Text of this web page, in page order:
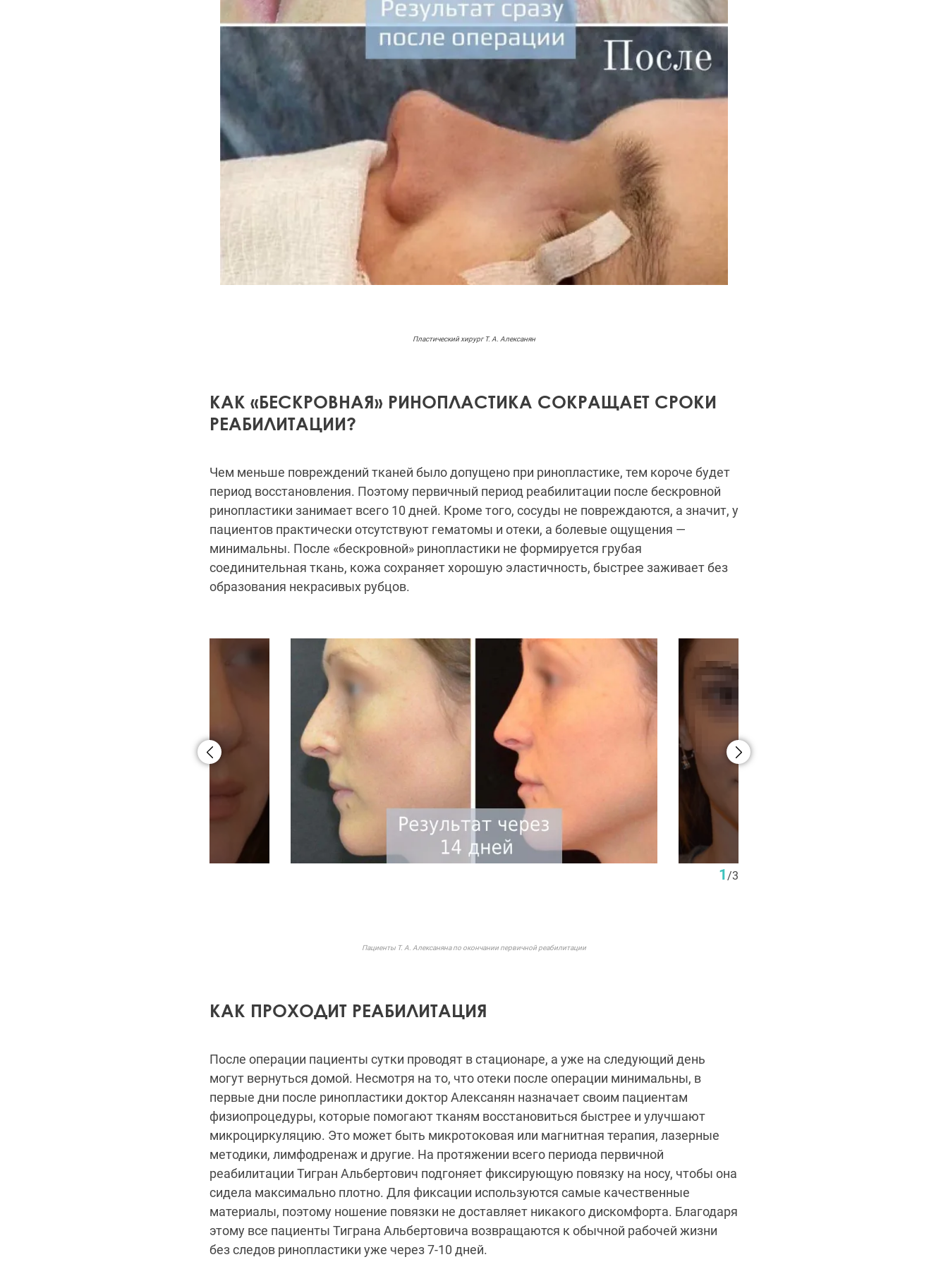
Пластический хирург Т. А. Алексанян
КАК «БЕСКРОВНАЯ» РИНОПЛАСТИКА СОКРАЩАЕТ СРОКИ
РЕАБИЛИТАЦИИ?
Чем меньше повреждений тканей было допущено при ринопластике, тем короче будет
период восстановления. Поэтому первичный период реабилитации после бескровной
ринопластики занимает всего 10 дней. Кроме того, сосуды не повреждаются, а значит, у
пациентов практически отсутствуют гематомы и отеки, а болевые ощущения —
минимальны. После «бескровной» ринопластики не формируется грубая
соединительная ткань, кожа сохраняет хорошую эластичность, быстрее заживает без
образования некрасивых рубцов.
1 /3
Пациенты Т. А. Алексаняна по окончании первичной реабилитации
КАК ПРОХОДИТ РЕАБИЛИТАЦИЯ
После операции пациенты сутки проводят в стационаре, а уже на следующий день
могут вернуться домой. Несмотря на то, что отеки после операции минимальны, в
первые дни после ринопластики доктор Алексанян назначает своим пациентам
физиопроцедуры, которые помогают тканям восстановиться быстрее и улучшают
микроциркуляцию. Это может быть микротоковая или магнитная терапия, лазерные
методики, лимфодренаж и другие. На протяжении всего периода первичной
реабилитации Тигран Альбертович подгоняет фиксирующую повязку на носу, чтобы она
сидела максимально плотно. Для фиксации используются самые качественные
материалы, поэтому ношение повязки не доставляет никакого дискомфорта. Благодаря
этому все пациенты Тиграна Альбертовича возвращаются к обычной рабочей жизни
без следов ринопластики уже через 7-10 дней.